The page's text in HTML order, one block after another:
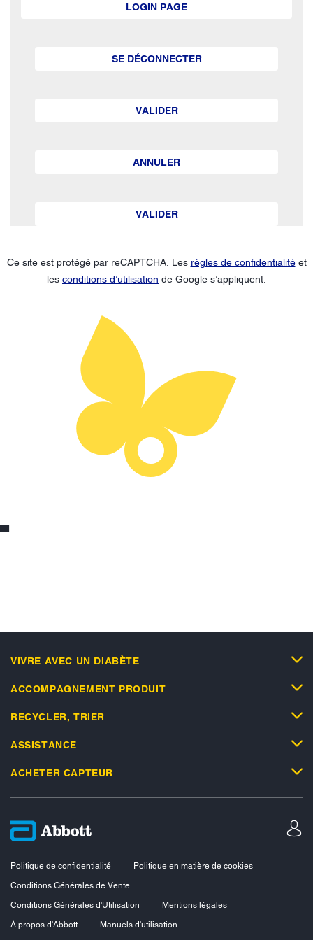
LOGIN PAGE
SE DÉCONNECTER
VALIDER
ANNULER
VALIDER
Ce site est protégé par reCAPTCHA. Les règles de confidentialitéet
les conditions d’utilisation de Google s’appliquent.
VIVRE AVEC UN DIABÈTE
ACCOMPAGNEMENT PRODUIT
RECYCLER, TRIER
ASSISTANCE
ACHETER CAPTEUR
Politique de confidentialité
Politique en matière de cookies
Conditions Générales de Vente
Conditions Générales d'Utilisation
Mentions légales
À propos d'Abbott
Manuels d'utilisation